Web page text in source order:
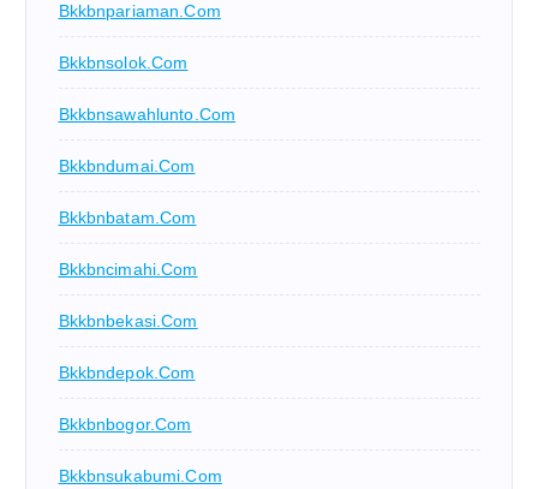
Bkkbnpariaman.com
Bkkbnsolok.com
Bkkbnsawahlunto.com
Bkkbndumai.com
Bkkbnbatam.com
Bkkbncimahi.com
Bkkbnbekasi.com
Bkkbndepok.com
Bkkbnbogor.com
Bkkbnsukabumi.com